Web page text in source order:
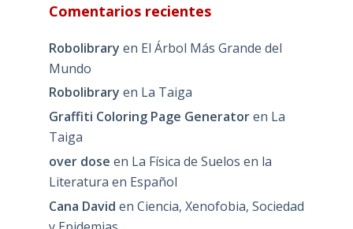
Comentarios recientes
Robolibrary en El Árbol Más Grande del
Mundo
Robolibrary en La Taiga
Graffiti Coloring Page Generatoren La
Taiga
over dose en La Física de Suelos en la
Literatura en Español
Cana David en Ciencia, Xenofobia, Sociedad